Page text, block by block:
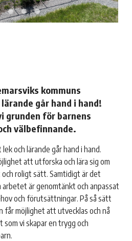
kommuns
går hand i hand!
grunden för barnens
välbefinnande.
och lärande går hand i hand.
att utforska och lära sig om
roligt sätt. Samtidigt är det
är genomtänkt och anpassat
och förutsättningar. På så sätt
får möjlighet att utvecklas och nå
vi skapar en trygg och